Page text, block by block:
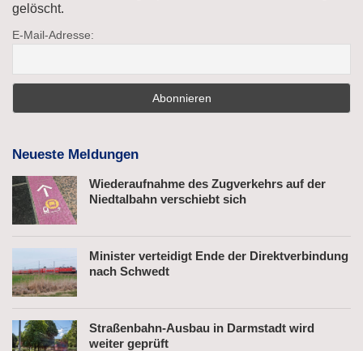
gelöscht.
E-Mail-Adresse:
Neueste Meldungen
Wiederaufnahme des Zugverkehrs auf der
Niedtalbahn verschiebt sich
Minister verteidigt Ende der Direktverbindung
nach Schwedt
Straßenbahn-Ausbau in Darmstadt wird
weiter geprüft